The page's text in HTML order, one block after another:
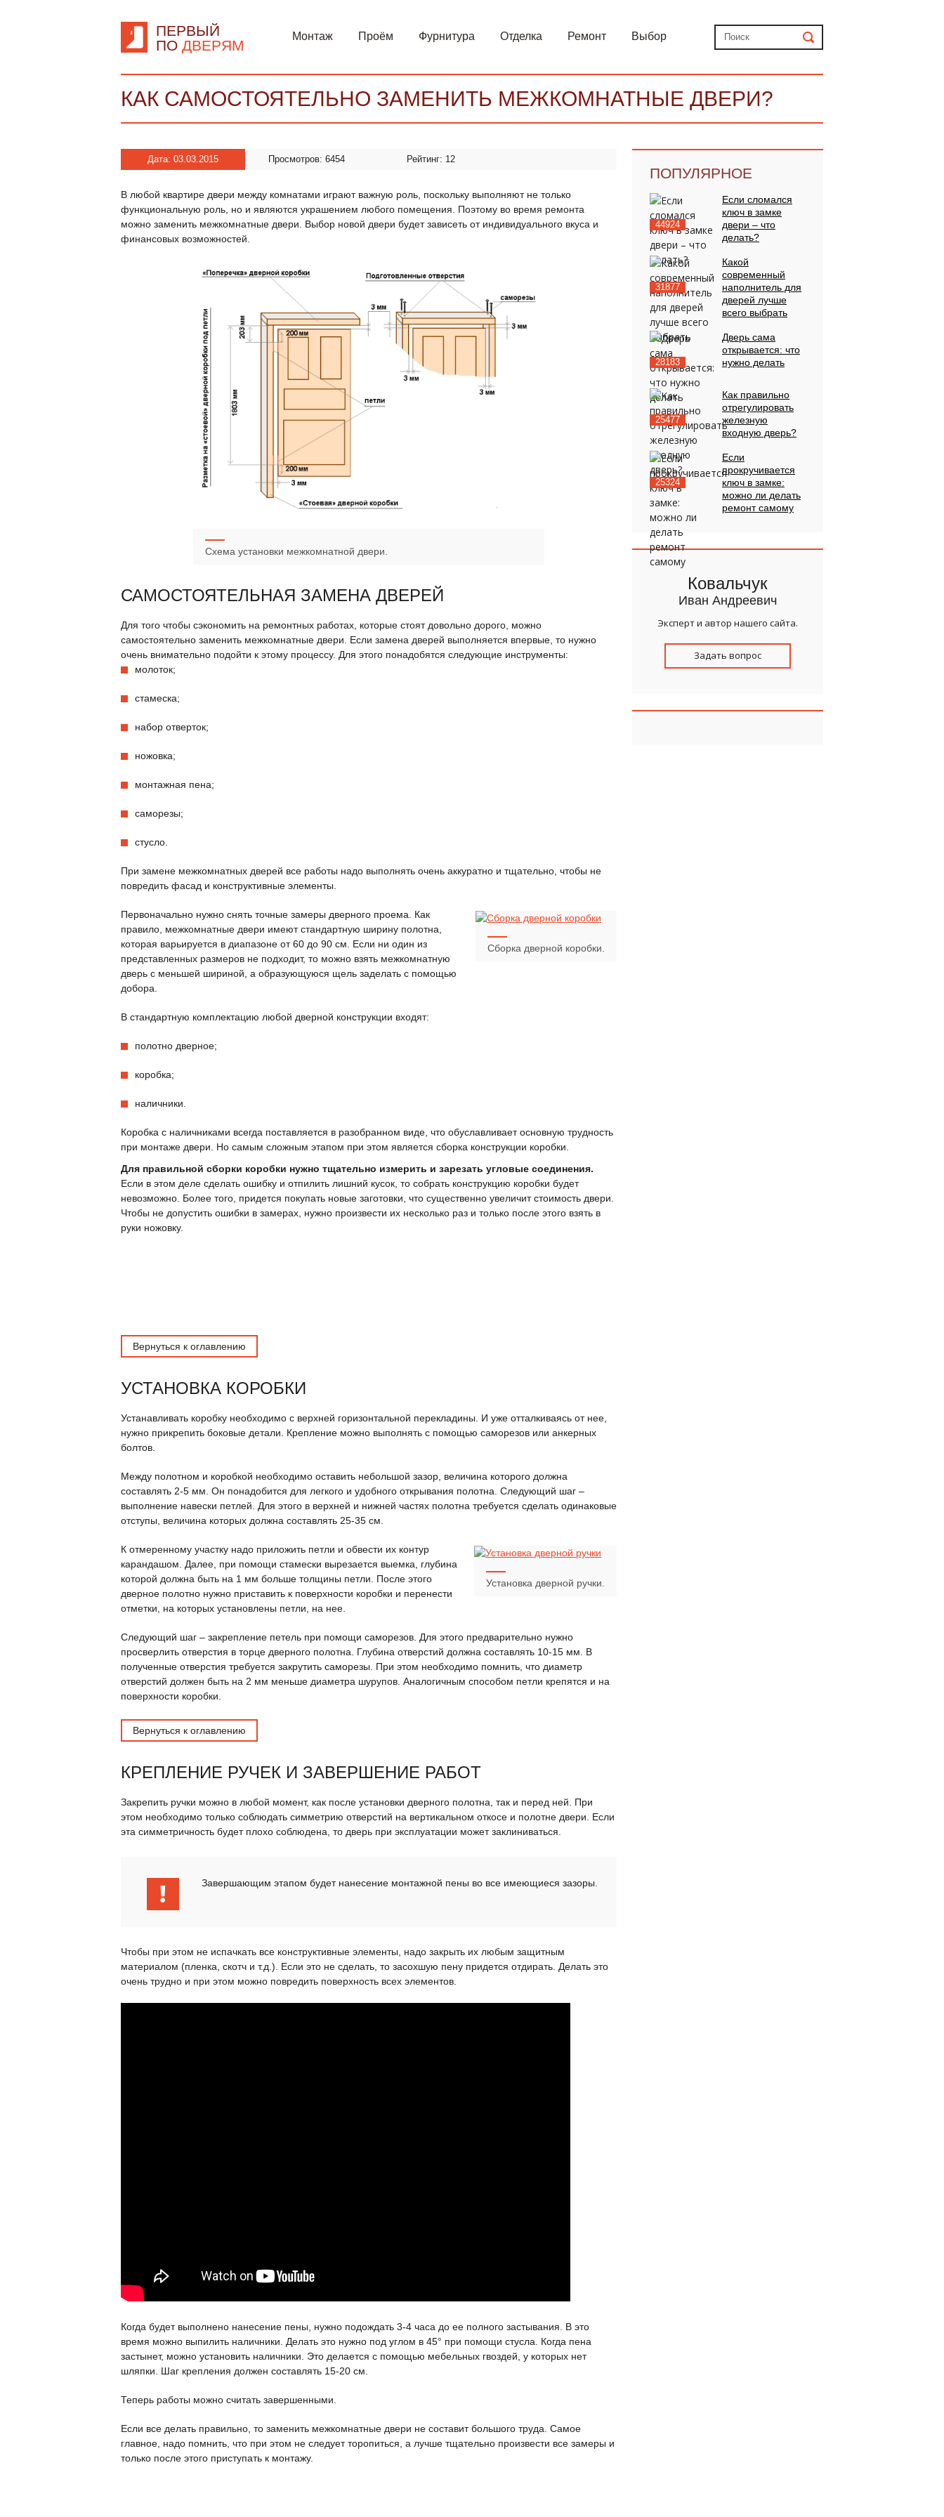
ПЕРВЫЙ
ПО ДВЕРЯМ
Монтаж Проём Фурнитура Отделка Ремонт Выбор
КАК САМОСТОЯТЕЛЬНО ЗАМЕНИТЬ МЕЖКОМНАТНЫЕ ДВЕРИ?
Дата: 03.03.2015 Просмотров:6454 Рейтинг: 12
В любой квартире двери между комнатами играют важную роль, поскольку выполняют не только
функциональную роль, но и являются украшением любого помещения. Поэтому во время ремонта
можно заменить межкомнатные двери. Выбор новой двери будет зависеть от индивидуального вкуса и
финансовых возможностей.
Схема установки межкомнатной двери.
САМОСТОЯТЕЛЬНАЯ ЗАМЕНА ДВЕРЕЙ
Для того чтобы сэкономить на ремонтных работах, которые стоят довольно дорого, можно
самостоятельно заменить межкомнатные двери. Если замена дверей выполняется впервые, то нужно
очень внимательно подойти к этому процессу. Для этого понадобятся следующие инструменты:
молоток;
стамеска;
набор отверток;
ножовка;
монтажная пена;
саморезы;
стусло.
При замене межкомнатных дверей все работы надо выполнять очень аккуратно и тщательно, чтобы не
повредить фасад и конструктивные элементы.
Сборка дверной коробки.
Первоначально нужно снять точные замеры дверного проема. Как
правило, межкомнатные двери имеют стандартную ширину полотна,
которая варьируется в диапазоне от 60 до 90 см. Если ни один из
представленных размеров не подходит, то можно взять межкомнатную
дверь с меньшей шириной, а образующуюся щель заделать с помощью
добора.
В стандартную комплектацию любой дверной конструкции входят:
полотно дверное;
коробка;
наличники.
Коробка с наличниками всегда поставляется в разобранном виде, что обуславливает основную трудность
при монтаже двери. Но самым сложным этапом при этом является сборка конструкции коробки.
Для правильной сборки коробки нужно тщательно измерить и зарезать угловые соединения.
Если в этом деле сделать ошибку и отпилить лишний кусок, то собрать конструкцию коробки будет
невозможно. Более того, придется покупать новые заготовки, что существенно увеличит стоимость двери.
Чтобы не допустить ошибки в замерах, нужно произвести их несколько раз и только после этого взять в
руки ножовку.
Вернуться к оглавлению
УСТАНОВКА КОРОБКИ
Устанавливать коробку необходимо с верхней горизонтальной перекладины. И уже отталкиваясь от нее,
нужно прикрепить боковые детали. Крепление можно выполнять с помощью саморезов или анкерных
болтов.
Между полотном и коробкой необходимо оставить небольшой зазор, величина которого должна
составлять 2-5 мм. Он понадобится для легкого и удобного открывания полотна. Следующий шаг –
выполнение навески петлей. Для этого в верхней и нижней частях полотна требуется сделать одинаковые
отступы, величина которых должна составлять 25-35 см.
Установка дверной ручки.
К отмеренному участку надо приложить петли и обвести их контур
карандашом. Далее, при помощи стамески вырезается выемка, глубина
которой должна быть на 1 мм больше толщины петли. После этого
дверное полотно нужно приставить к поверхности коробки и перенести
отметки, на которых установлены петли, на нее.
Следующий шаг – закрепление петель при помощи саморезов. Для этого предварительно нужно
просверлить отверстия в торце дверного полотна. Глубина отверстий должна составлять 10-15 мм. В
полученные отверстия требуется закрутить саморезы. При этом необходимо помнить, что диаметр
отверстий должен быть на 2 мм меньше диаметра шурупов. Аналогичным способом петли крепятся и на
поверхности коробки.
Вернуться к оглавлению
КРЕПЛЕНИЕ РУЧЕК И ЗАВЕРШЕНИЕ РАБОТ
Закрепить ручки можно в любой момент, как после установки дверного полотна, так и перед ней. При
этом необходимо только соблюдать симметрию отверстий на вертикальном откосе и полотне двери. Если
эта симметричность будет плохо соблюдена, то дверь при эксплуатации может заклиниваться.
Завершающим этапом будет нанесение монтажной пены во все имеющиеся зазоры.
Чтобы при этом не испачкать все конструктивные элементы, надо закрыть их любым защитным
материалом (пленка, скотч и т.д.). Если это не сделать, то засохшую пену придется отдирать. Делать это
очень трудно и при этом можно повредить поверхность всех элементов.
Когда будет выполнено нанесение пены, нужно подождать 3-4 часа до ее полного застывания. В это
время можно выпилить наличники. Делать это нужно под углом в 45° при помощи стусла. Когда пена
застынет, можно установить наличники. Это делается с помощью мебельных гвоздей, у которых нет
шляпки. Шаг крепления должен составлять 15-20 см.
Теперь работы можно считать завершенными.
Если все делать правильно, то заменить межкомнатные двери не составит большого труда. Самое
главное, надо помнить, что при этом не следует торопиться, а лучше тщательно произвести все замеры и
только после этого приступать к монтажу.
ПОПУЛЯРНОЕ
44924
Если сломался
ключ в замке
двери – что
делать?
31877
Какой
современный
наполнитель для
дверей лучше
всего выбрать
28183
Дверь сама
открывается: что
нужно делать
25477
Как правильно
отрегулировать
железную
входную дверь?
25324
Если
прокручивается
ключ в замке:
можно ли делать
ремонт самому
Ковальчук
Иван Андреевич
Эксперт и автор нашего сайта.
Задать вопрос